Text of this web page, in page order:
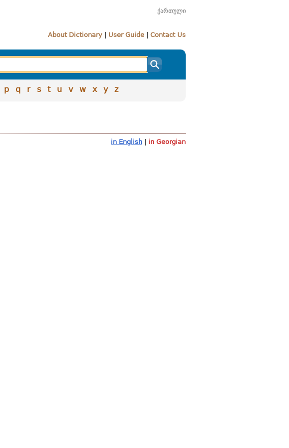
ქართული
About Dictionary User Guide Contact Us
p q r s t u v w x y z
in English
in Georgian